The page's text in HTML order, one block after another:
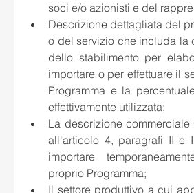
soci e/o azionisti e del
Descrizione dettagliata del
o del servizio che includa la
dello stabilimento per
importare o per effettuare il
Programma e la
effettivamente utilizzata;
La descrizione
all'articolo 4, paragrafi II e
importare
proprio Programma;
Il settore produttivo a cui